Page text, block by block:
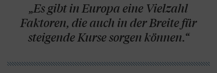
„Es gibt in Europa eine Vielzahl
Faktoren, die auch in der Breite für
steigende Kurse sorgen können.“